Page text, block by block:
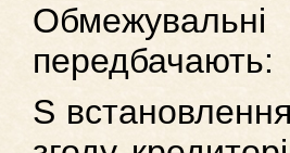
передбачають:
S